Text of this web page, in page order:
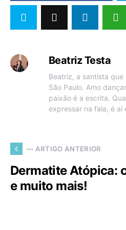
Beatriz Testa
Beatriz, a santista
São Paulo. Amo
paixão é a escrita.
expressar na fala, é aí
— ARTIGO ANTERIOR
Dermatite Atópica:
e muito mais!